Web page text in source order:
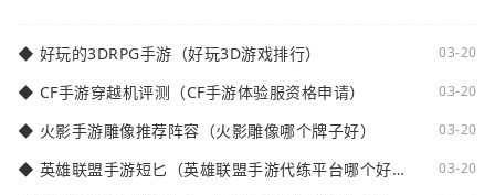
◆ 好玩的3DRPG手游（好玩3D游戏排行） 03-20
◆ CF手游穿越机评测（CF手游体验服资格申请） 03-20
◆ 火影手游雕像推荐阵容（火影雕像哪个牌子好） 03-20
◆ 英雄联盟手游短匕（英雄联盟手游代练平台哪个好
03-20